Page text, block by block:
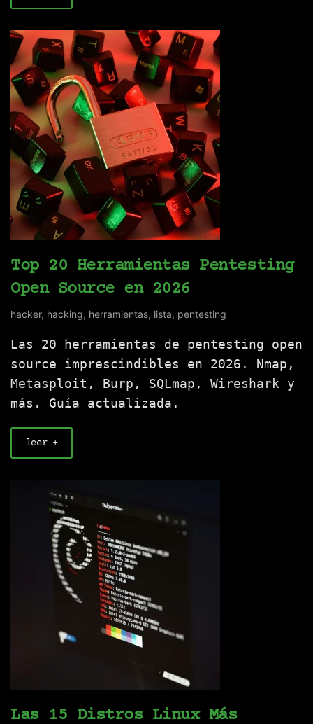
Top 20 Herramientas Pentesting
Open Source en 2026
hacker, hacking, herramientas, lista, pentesting
Las 20 herramientas de pentesting open
source imprescindibles en 2026. Nmap,
Metasploit, Burp, SQLmap, Wireshark y
más. Guía actualizada.
leer +
Las 15 Distros Linux Más